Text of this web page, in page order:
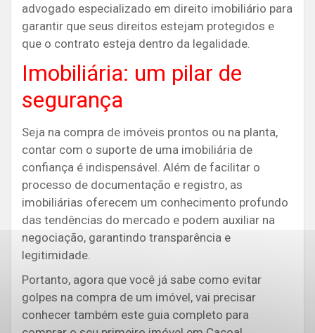
advogado especializado em direito imobiliário para
garantir que seus direitos estejam protegidos e
que o contrato esteja dentro da legalidade.
Imobiliária: um pilar de
segurança
Seja na compra de imóveis prontos ou na planta,
contar com o suporte de uma imobiliária de
confiança é indispensável. Além de facilitar o
processo de documentação e registro, as
imobiliárias oferecem um conhecimento profundo
das tendências do mercado e podem auxiliar na
negociação, garantindo transparência e
legitimidade.
Portanto, agora que você já sabe como evitar
golpes na compra de um imóvel, vai precisar
conhecer também este guia completo para